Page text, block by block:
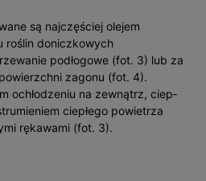
są najczęściej olejem
roślin doniczkowych
podłogowe (fot. 3) lub za
zagonu (fot. 4).
ochłodzeniu na zewnątrz, ciep­
ciepłego powietrza
rękawami (fot. 3).